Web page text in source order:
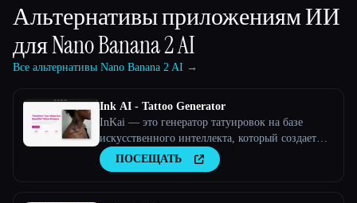
Альтернативы приложениям ИИ
дляNano Banana 2 AI
Все альтернативы Nano Banana 2 AI →
Ink AI - Tattoo Generator
InKai — это генератор татуировок на базе
искусственного интеллекта, который создает
персонализированные дизайны татуировок на
основе пользовательского ввода.
ПОСЕЩАТЬ